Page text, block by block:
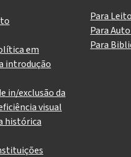
em
introdução
in/exclusão da
visual
histórica
Para
Para
Para